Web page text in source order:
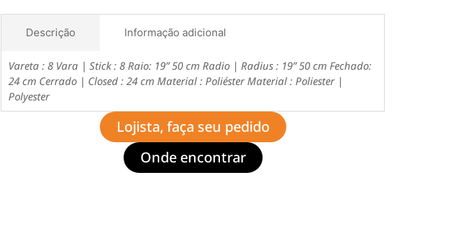
Descrição Informação adicional
Vareta : 8 Vara | Stick : 8 Raio: 19” 50 cm Radio | Radius : 19” 50 cm Fechado:
24 cm Cerrado | Closed : 24 cm Material : PoliésterMaterial : Poliester |
Polyester
Lojista, faça seu pedido
Onde encontrar